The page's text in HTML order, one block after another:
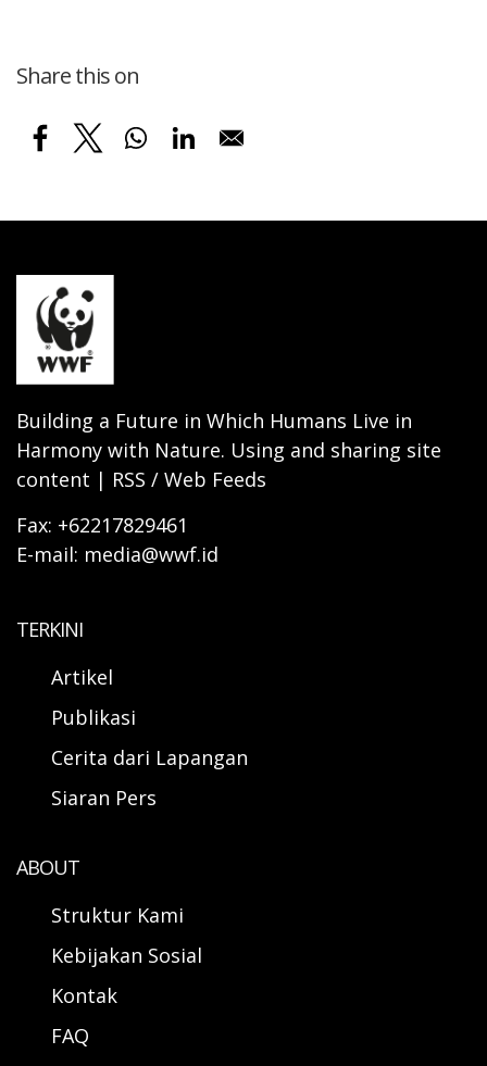
Share this on
Building a Future in Which Humans Live in
Harmony with Nature. Using and sharing site
content | RSS / Web Feeds
Fax: +62217829461
E-mail: media@wwf.id
TERKINI
Artikel
Publikasi
Cerita dari Lapangan
Siaran Pers
ABOUT
Struktur Kami
Kebijakan Sosial
Kontak
FAQ